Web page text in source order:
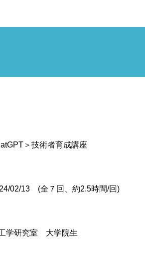
＞技術者育成講座
02/13 (全７回、約2.5時間/回)
学研究室 大学院生